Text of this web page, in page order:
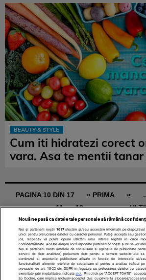
BEAUTY & STYLE
Cum iti hidratezi corect
vara. Asa te mentii
PAGINA 10 DIN 17 « PRIMA «
11
12 ... »
TERMENI ȘI CONDIȚII DESPRE NOI
Nouă ne pasă ca datele tale personale să rămână
Noi și partenerii noștri 1017stocăm și/sau accesăm informații pe dispozitivul
unici pentru prelucrarea datelor cu caracter personal. Puteți accepta sau
jos, respectiv vă puteți opune utilizării unui interes legitim în orice
confidențialitate. Aceste alegeri vor fi raportate partenerilor noștri și nu vă vor
Noi si partenerii nostri (retelele de socializare si agentiile de publicitate
servicii de date analitice) prelucram date pentru a permite website-ului sa
continutul si anunturile publicitare afisate in functie de interesele si/
functionalitati aferente retelelor de socializare si pentru a analiza traficul
prevazute de art. 15-22 din GDPR in legatura cu prelucrarea datelor cu
exercitate prin modalitatea indicataaici . Prin click pe “ACCEPT TOATE”,
tip Cookie, care implica inclusiv acceptul dvs. cu privire la stocarea/